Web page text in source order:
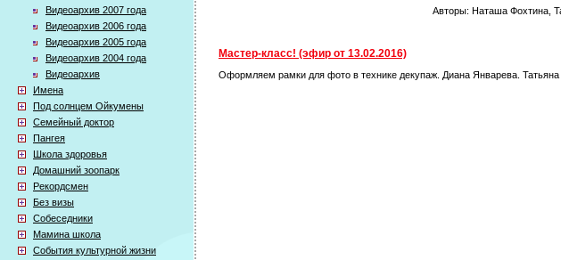
Видеоархив 2007 года
Видеоархив 2006 года
Видеоархив 2005 года
Видеоархив 2004 года
Видеоархив
Имена
Под солнцем Ойкумены
Семейный доктор
Пангея
Школа здоровья
Домашний зоопарк
Рекордсмен
Без визы
Собеседники
Мамина школа
События культурной жизни
Авторы: Наташа Фохтина,
Мастер-класс! (эфир от 13.02.2016)
Оформляем рамки для фото в технике декупаж. Диана Январева. Татьяна